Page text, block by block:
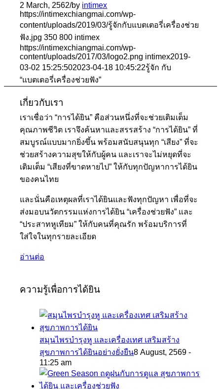
2 March, 2562/by intimex
https://intimexchiangmai.com/wp-
content/uploads/2019/03/รู้จักกับแบตเตอรี่เครื่องช่วย
ฟัง.jpg 350 800 intimex
https://intimexchiangmai.com/wp-
content/uploads/2017/03/logo2.png intimex2019-
03-02 15:25:502023-04-18 10:45:22รู้จัก กับ
“แบตเตอรี่เครื่องช่วยฟัง”
เกี่ยวกับเรา
เราเชื่อว่า “การได้ยิน” คือส่วนหนึ่งที่จะช่วยเติมเต็ม
คุณภาพชีวิต เราจึงค้นหาและสรรสร้าง “การได้ยิน” ที่
สมบูรณ์แบบมากยิ่งขึ้น พร้อมสนับสนุนทุก “เสียง” ที่จะ
ช่วยสร้างความสุขให้กับผู้คน และเราจะไม่หยุดที่จะ
เติมเต็ม “เสียงที่ขาดหายไป” ให้กับทุกปัญหาการได้ยิน
ของคนไทย
และนั่นคือเหตุผลที่เราได้ยินและฟังทุกปัญหา เพื่อที่จะ
ส่งมอบนวัตกรรมแห่งการได้ยิน “เครื่องช่วยฟัง” และ
“ประสาทหูเทียม” ให้กับคนที่คุณรัก พร้อมบริการที่
ใส่ใจในทุกรายละเอียด
อ่านต่อ
ความรู้เพื่อการได้ยิน
สมุนไพรบำรุงหู และเครื่องเทศ เสริมสร้าง
สุขภาพการได้ยินอย่างยั่งยืน8 August, 2569 -
11:25 am